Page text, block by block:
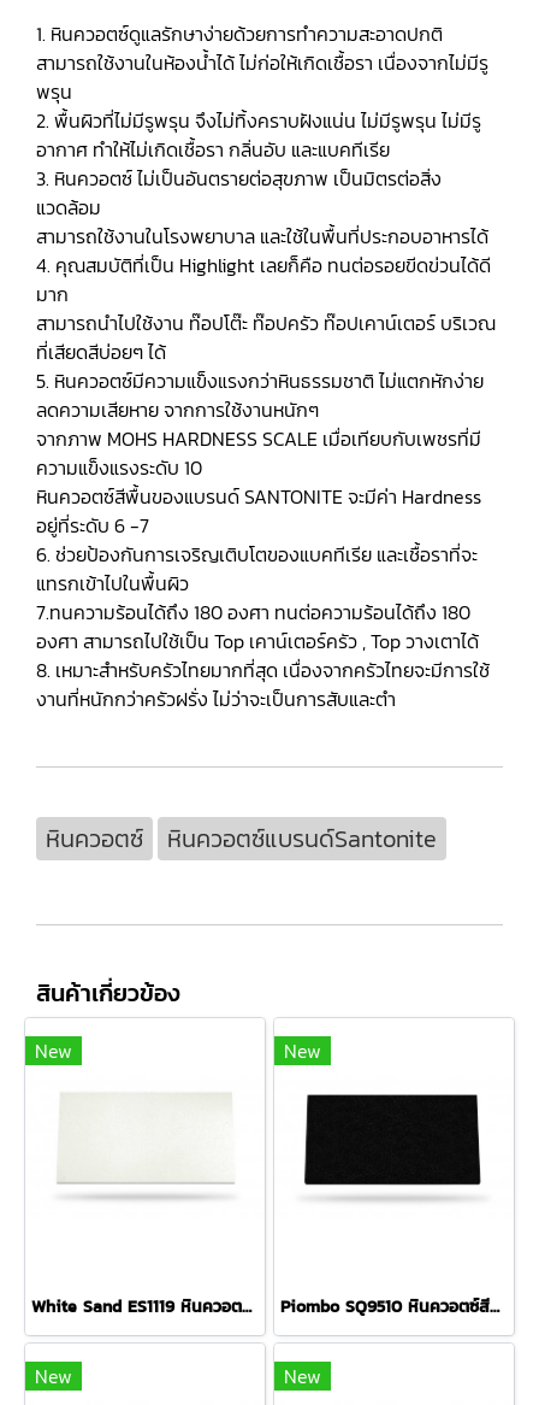
1. หินควอตซ์ดูแลรักษาง่ายด้วยการทำความสะอาดปกติ
สามารถใช้งานในห้องน้ำได้ ไม่ก่อให้เกิดเชื้อรา เนื่องจากไม่มีรู
พรุน
2. พื้นผิวที่ไม่มีรูพรุน จึงไม่ทิ้งคราบฝังแน่น ไม่มีรูพรุน ไม่มีรู
อากาศ ทำให้ไม่เกิดเชื้อรา กลิ่นอับ และแบคทีเรีย
3. หินควอตซ์ ไม่เป็นอันตรายต่อสุขภาพ เป็นมิตรต่อสิ่ง
แวดล้อม
สามารถใช้งานในโรงพยาบาล และใช้ในพื้นที่ประกอบอาหารได้
4. คุณสมบัติที่เป็น Highlight เลยก็คือ ทนต่อรอยขีดข่วนได้ดี
มาก
สามารถนำไปใช้งาน ท๊อปโต๊ะ ท๊อปครัว ท๊อปเคาน์เตอร์ บริเวณ
ที่เสียดสีบ่อยๆ ได้
5. หินควอตซ์มีความแข็งแรงกว่าหินธรรมชาติ ไม่แตกหักง่าย
ลดความเสียหาย จากการใช้งานหนักๆ
จากภาพ MOHS HARDNESS SCALE เมื่อเทียบกับเพชรที่มี
ความแข็งแรงระดับ 10
หินควอตซ์สีพื้นของแบรนด์ SANTONITE จะมีค่า Hardness
อยู่ที่ระดับ 6 -7
6. ช่วยป้องกันการเจริญเติบโตของแบคทีเรีย และเชื้อราที่จะ
แทรกเข้าไปในพื้นผิว
7.ทนความร้อนได้ถึง 180 องศา ทนต่อความร้อนได้ถึง 180
องศา สามารถไปใช้เป็น Top เคาน์เตอร์ครัว , Top วางเตาได้
8. เหมาะสำหรับครัวไทยมากที่สุด เนื่องจากครัวไทยจะมีการใช้
งานที่หนักกว่าครัวฝรั่ง ไม่ว่าจะเป็นการสับและตำ
หินควอตซ์ หินควอตซ์แบรนด์Santonite
สินค้าเกี่ยวข้อง
New
White Sand ES1119 หินควอตซ์สีครีมมีเกล็ด
New
Piombo SQ9510 หินควอตซ์สีดำมีเกล็ด
New New